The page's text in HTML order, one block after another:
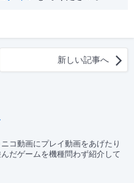
新しい記事へ
コ動画にプレイ動画をあげたり
だゲームを機種問わず紹介して